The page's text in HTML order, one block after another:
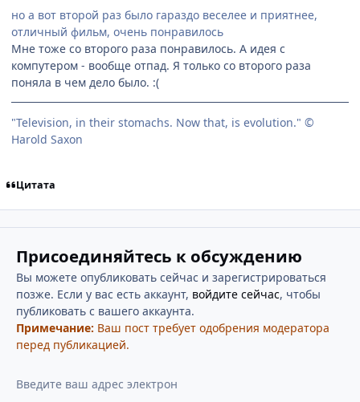
но а вот второй раз было гараздо веселее и приятнее,
отличный фильм, очень понравилось
Мне тоже со второго раза понравилось. А идея с
компутером - вообще отпад. Я только со второго раза
поняла в чем дело было. :(
"Television, in their stomachs. Now that, is evolution." ©
Harold Saxon
Цитата
Присоединяйтесь к обсуждению
Вы можете опубликовать сейчас и зарегистрироваться
позже. Если у вас есть аккаунт, войдите сейчас, чтобы
публиковать с вашего аккаунта.
Примечание: Ваш пост требует одобрения модератора
перед публикацией.